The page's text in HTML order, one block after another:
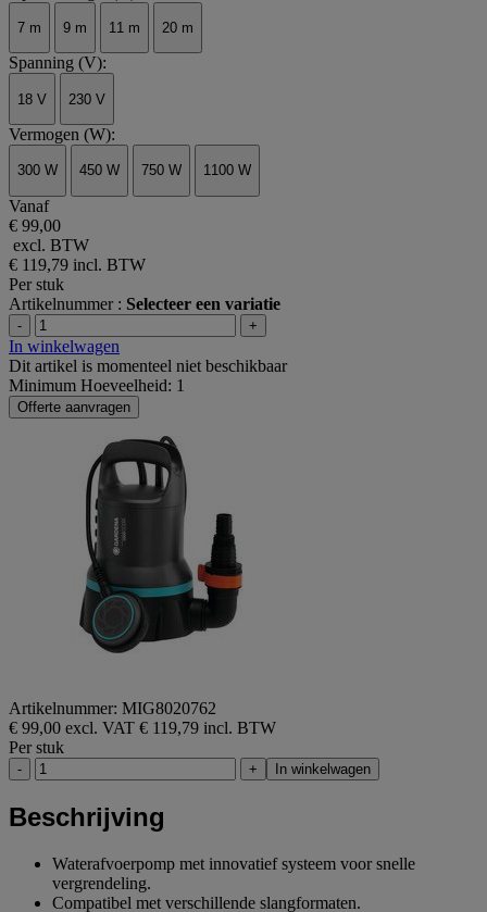
7 m 9 m 11 m 20 m
Spanning (V):
18 V 230 V
Vermogen (W):
300 W 450 W 750 W 1100 W
Vanaf
€ 99,00
excl. BTW
€ 119,79 incl. BTW
Per stuk
Artikelnummer : Selecteer een variatie
- +
In winkelwagen
Dit artikel is momenteel niet beschikbaar
Minimum Hoeveelheid: 1
Offerte aanvragen
Artikelnummer: MIG8020762
€ 99,00 excl. VAT € 119,79 incl. BTW
Per stuk
- + In winkelwagen
Beschrijving
Waterafvoerpomp met innovatief systeem voor snelle
vergrendeling.
Compatibel met verschillende slangformaten.